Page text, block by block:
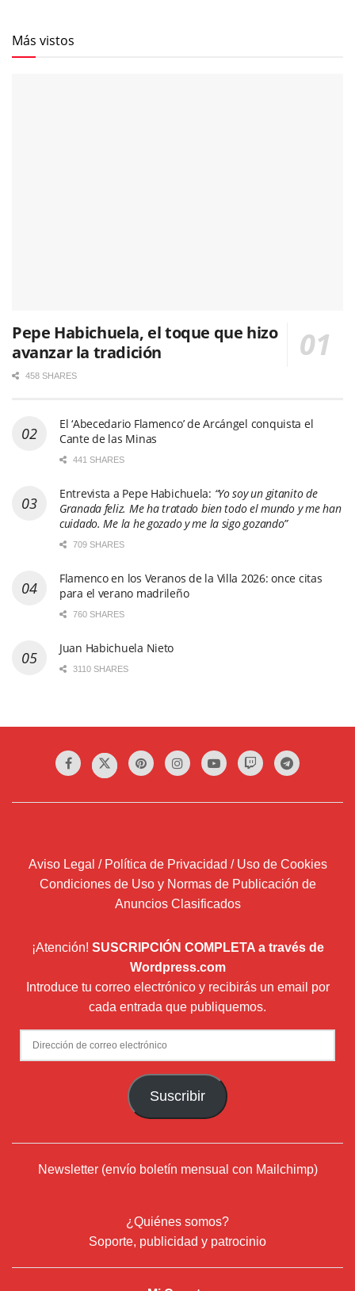
Más vistos
Pepe Habichuela, el toque que hizo
avanzar la tradición
458 SHARES
El ‘Abecedario Flamenco’ de Arcángel conquista el
Cante de las Minas
441 SHARES
Entrevista a Pepe Habichuela: “Yo soy un gitanito de
Granada feliz. Me ha tratado bien todo el mundo y me han
cuidado. Me la he gozado y me la sigo gozando”
709 SHARES
Flamenco en los Veranos de la Villa 2026: once citas
para el verano madrileño
760 SHARES
Juan Habichuela Nieto
3110 SHARES
Aviso Legal / Política de Privacidad / Uso de Cookies
Condiciones de Uso y Normas de Publicación de
Anuncios Clasificados
¡Atención! SUSCRIPCIÓN COMPLETA a través de
Wordpress.com
Introduce tu correo electrónico y recibirás un email por
cada entrada que publiquemos.
Dirección
de
Suscribir
Newsletter (envío boletín mensual con Mailchimp)
¿Quiénes somos?
Soporte, publicidad y patrocinio